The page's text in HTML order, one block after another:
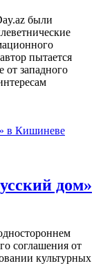
были
пытается
от западного
дом»
соглашения от
культурных